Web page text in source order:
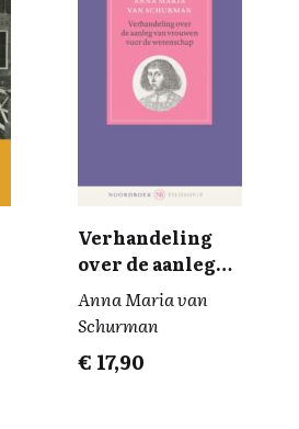
Verhandeling
over de aanleg
van vrouwen
voor de
Anna Maria van
Schurman
€ 17,90